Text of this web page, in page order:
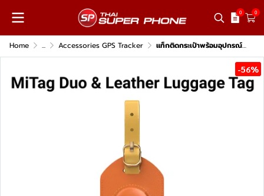
0 0
Home ... Accessories GPS Tracker แท็กติดกระเป๋าพร้อมอุปกรณ์ติดตาม MiLi MiTag Duo & Leather Luggage Tag
-56%